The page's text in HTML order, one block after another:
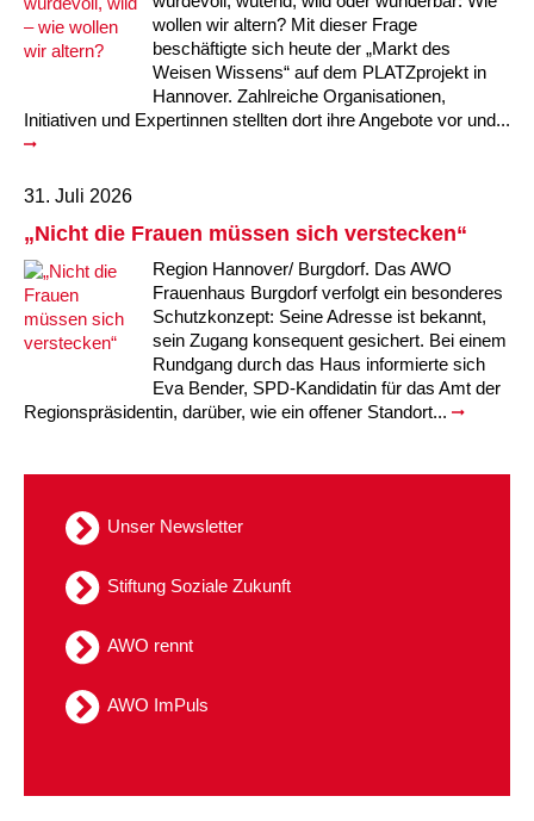
wollen wir altern? Mit dieser Frage
beschäftigte sich heute der „Markt des
Weisen Wissens“ auf dem PLATZprojekt in
Hannover. Zahlreiche Organisationen,
Initiativen und Expertinnen stellten dort ihre Angebote vor und...
31. Juli 2026
„Nicht die Frauen müssen sich verstecken“
Region Hannover/ Burgdorf. Das AWO
Frauenhaus Burgdorf verfolgt ein besonderes
Schutzkonzept: Seine Adresse ist bekannt,
sein Zugang konsequent gesichert. Bei einem
Rundgang durch das Haus informierte sich
Eva Bender, SPD-Kandidatin für das Amt der
Regionspräsidentin, darüber, wie ein offener Standort...
Unser Newsletter
Stiftung Soziale Zukunft
AWO rennt
AWO ImPuls